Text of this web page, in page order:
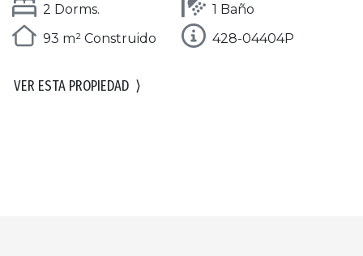
2 Dorms.
1 Baño
93 m² Construido
428-04404P
VER ESTA PROPIEDAD ⟩